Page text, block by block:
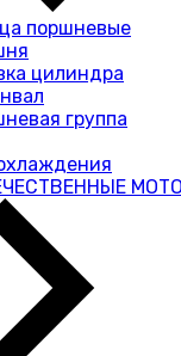
поршневые
цилиндра
группа